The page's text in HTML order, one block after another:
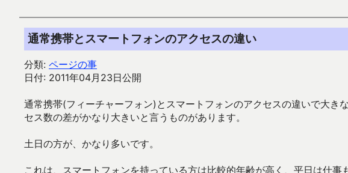
通常携帯とスマートフォンのアクセスの違い
分類: ページの事
日付: 2011年04月23日公開
通常携帯(フィーチャーフォン)とスマートフォンのアクセスの違いで大き
セス数の差がかなり大きいと言うものがあります。
土日の方が、かなり多いです。
これは、スマートフォンを持っている方は比較的年齢が高く、平日は仕